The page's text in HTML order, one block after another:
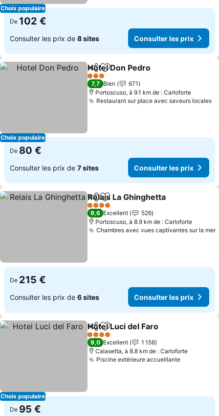
Choix populaire
De 102 €
Consulter les prix de 8 sites Consulter les prix
Choix populaire
PartagerAjouter à mes favoris
Hotel Don Pedro
3 Étoiles
7,7 Bien
671
Portoscuso, à 9.1 km de : Carloforte
Restaurant sur place avec saveurs locales
De 80 €
Consulter les prix de 7 sites Consulter les prix
PartagerAjouter à mes favoris
Relais La Ghinghetta
4 Étoiles
9,6 Excellent
526
Portoscuso, à 8.9 km de : Carloforte
Chambres avec vues captivantes sur la mer
De 215 €
Consulter les prix de 6 sites Consulter les prix
Choix populaire
PartagerAjouter à mes favoris
Hotel Luci del Faro
4 Étoiles
9,0 Excellent
1 156
Calasetta, à 8.8 km de : Carloforte
Piscine extérieure accueillante
De 95 €